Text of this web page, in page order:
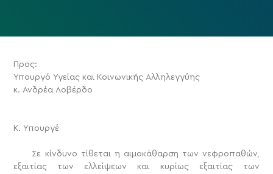
Προς:
Υπουργό Υγείας και Κοινωνικής Αλληλεγγύης
κ. Ανδρέα Λοβέρδο
Κ. Υπουργέ
Σε κίνδυνο τίθεται η αιμοκάθαρση των νεφροπαθών,
εξαιτίας των ελλείψεων και κυρίως εξαιτίας των